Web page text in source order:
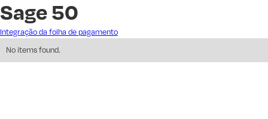
Sage 50
Integração da folha de pagamento
No items found.